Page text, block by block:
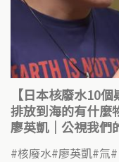
【日本核廢水10
排放到海的有什麼
廖英凱｜公視我們
核廢水 廖英凱 氚